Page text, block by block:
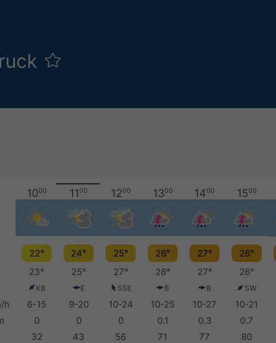
1000 1100 1200 1300 1400 1500
22° 24° 25° 26° 27° 26°
23° 25° 27° 28° 27° 26°
KB E SSE B B SW
h 6-15 9-20 10-24 10-25 10-27 10-21
0 0 0 0.1 0.3 0.7
32 43 56 71 77 80